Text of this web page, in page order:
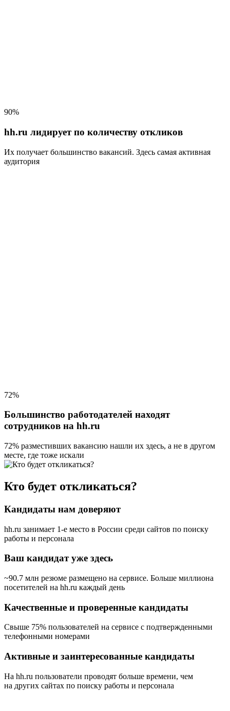
90%
hh.ru лидирует по количеству откликов
Их получает большинство вакансий. Здесь самая активная
аудитория
72%
Большинство работодателей находят
сотрудников на hh.ru
72% разместивших вакансию нашли их здесь, а не в другом
месте, где тоже искали
Кто будет откликаться?
Кандидаты нам доверяют
hh.ru занимает 1-е место в России среди сайтов по поиску
работы и персонала
Ваш кандидат уже здесь
~90.7 млн резюме размещено на сервисе. Больше миллиона
посетителей на hh.ru каждый день
Качественные и проверенные кандидаты
Свыше 75% пользователей на сервисе с подтвержденными
телефонными номерами
Активные и заинтересованные кандидаты
На hh.ru пользователи проводят больше времени, чем
на других сайтах по поиску работы и персонала